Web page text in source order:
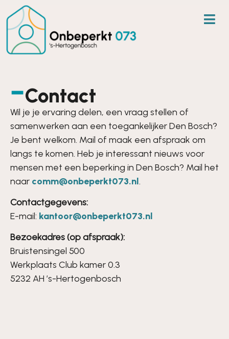
Contact
Wil je je ervaring delen, een vraag stellen of
samenwerken aan een toegankelijker Den Bosch?
Je bent welkom. Mail of maak een afspraak om
langs te komen. Heb je interessant nieuws voor
mensen met een beperking in Den Bosch? Mail het
naar comm@onbeperkt073.nl.
Contactgegevens:
E-mail: kantoor@onbeperkt073.nl
Bezoekadres (op afspraak):
Bruistensingel 500
Werkplaats Club kamer 0.3
5232 AH ’s-Hertogenbosch